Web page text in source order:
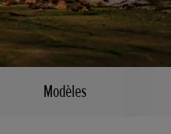
Modèles